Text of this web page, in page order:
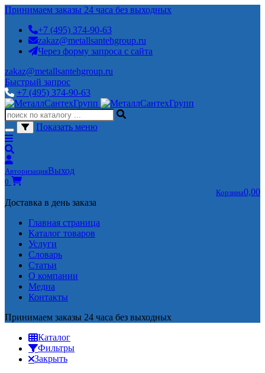
Принимаем заказы 24 часа без выходных
+7 (495) 374-90-63
zakaz@metallsantehgroup.ru
Через форму запроса с сайта
zakaz@metallsantehgroup.ru
Быстрый запрос
+7 (495) 374-90-63
Показать меню
АвторизацияВыход
0
Корзина0,00
Доставка в день заказа
Главная страница
Каталог товаров
Услуги
Словарь
Статьи
О компании
Медиа
Контакты
Принимаем заказы 24 часа без выходных
Каталог
Фильтры
Закрыть